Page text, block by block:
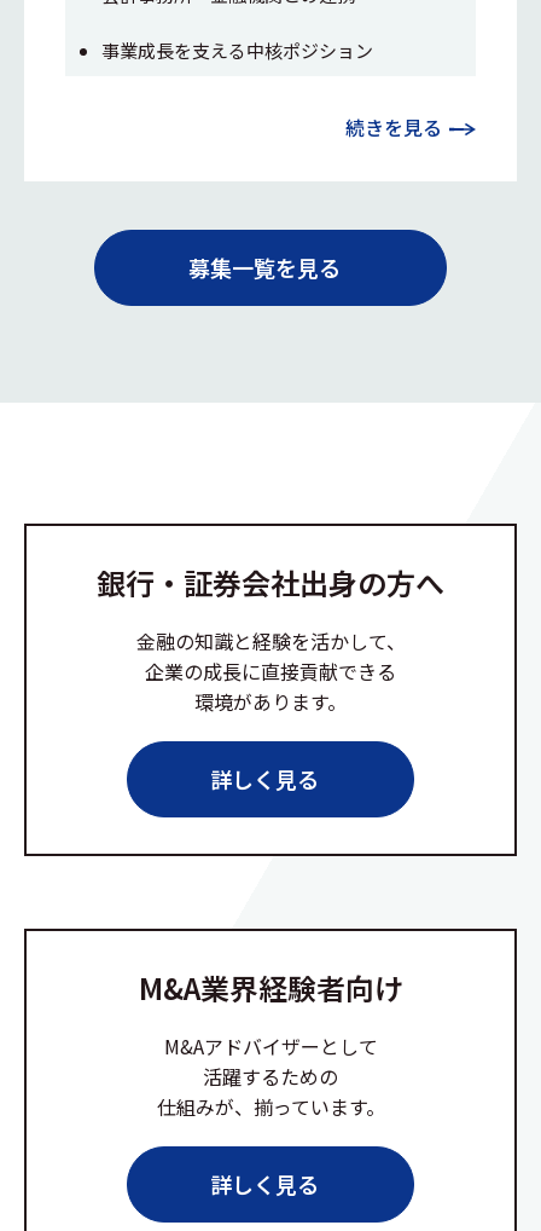
事業成長を支える中核ポジション
続きを見る
募集一覧を見る
銀行・証券会社出身の方へ
金融の知識と経験を活かして、
企業の成長に直接貢献できる
環境があります。
詳しく見る
M&A業界経験者向け
M&Aアドバイザーとして
活躍するための
仕組みが、揃っています。
詳しく見る